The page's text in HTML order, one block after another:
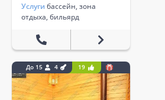
Услуги бассейн, зона
отдыха, бильярд
До 15 4 19